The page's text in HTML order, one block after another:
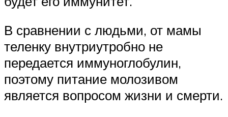
В сравнении с людьми, от мамы
теленку внутриутробно не
передается иммуноглобулин,
поэтому питание молозивом
является вопросом жизни и смерти.